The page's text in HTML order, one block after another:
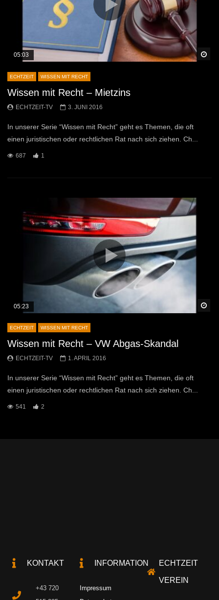
05:03
ECHTZEIT WISSEN MIT RECHT
Wissen mit Recht – Mietzins
ECHTZEIT-TV 3. JUNI 2016
In unserer Serie “Wissen mit Recht” geht es Themen, die oft
einen juristischen oder rechtlichen Rat nach sich ziehen. Ch...
687 1
05:23
ECHTZEIT WISSEN MIT RECHT
Wissen mit Recht – VW Abgas-Skandal
ECHTZEIT-TV 1. APRIL 2016
In unserer Serie “Wissen mit Recht” geht es Themen, die oft
einen juristischen oder rechtlichen Rat nach sich ziehen. Ch...
541 2
KONTAKT
+43 720
INFORMATION
Impressum
ECHTZEIT
VEREIN